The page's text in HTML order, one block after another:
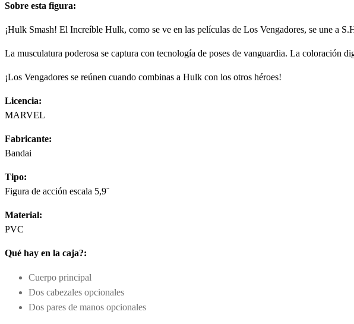
Sobre esta figura:
¡Hulk Smash! El Increíble Hulk, como se ve en las películas de Los Vengadores, se une a
La musculatura poderosa se captura con tecnología de poses de vanguardia. La coloración
¡Los Vengadores se reúnen cuando combinas a Hulk con los otros héroes!
Licencia:
MARVEL
Fabricante:
Bandai
Tipo:
Figura de acción escala 5,9¨
Material:
PVC
Qué hay en la caja?:
Cuerpo principal
Dos cabezales opcionales
Dos pares de manos opcionales